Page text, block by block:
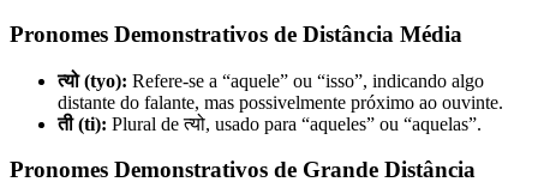
Pronomes Demonstrativos de Distância Média
त्यो (tyo): Refere-se a “aquele” ou “isso”, indicando algo
distante do falante, mas possivelmente próximo ao ouvinte.
ती (ti): Plural de त्यो, usado para “aqueles” ou “aquelas”.
Pronomes Demonstrativos de Grande Distância